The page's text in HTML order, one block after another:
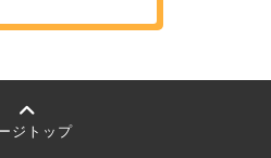
ジトップ